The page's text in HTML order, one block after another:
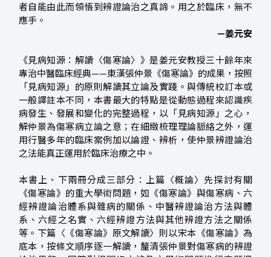
者自能由此而領悟到辨證論治之真諦。用之於臨床，無不
應手。
—姜元安
《見病知源：解讀〈傷寒論〉》是姜元安教授三十餘年來
專治中醫臨床經典——東漢張仲景《傷寒論》的成果，按照
「見病知源」的原則解讀其立論及實踐。與傳統校訂本或
一般譯註本不同，本書最大的特點是從動態過程來認識疾
病發生、發展和變化的完整過程，以「見病知源」之心，
解仲景為傷寒病立論之意；在細緻梳理理論脈絡之外，運
用行醫多年的臨床案例加以論證、辨析，使仲景辨證論治
之法能真正運用於臨床治療之中。
本書上、下兩冊分成三部分：上篇〈概論〉先探討有關
《傷寒論》的重大學術問題，如《傷寒論》與傷寒病、六
經辨證論治體系與雜病的關係、中醫辨證論治方法與體
系、六經之名實、六經辨證方法與其他辨證方法之關係
等。下篇〈《傷寒論》原文解讀〉則以宋本《傷寒論》為
底本，按條文順序逐一解讀，釐清張仲景對傷寒病的辨證